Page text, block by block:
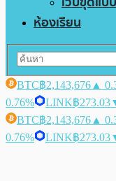
ห้องเรียน
BTC฿2,143,676 ▲
0.76%
LINK฿273.03
BTC฿2,143,676 ▲
0.76%
LINK฿273.03